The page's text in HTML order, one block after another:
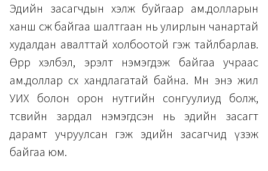
Эдийн засагчдын хэлж буйгаар ам.долларын
ханш өсөж байгаа шалтгаан нь улирлын чанартай
худалдан авалттай холбоотой гэж тайлбарлав.
Өөрөөр хэлбэл, эрэлт нэмэгдэж байгаа учраас
ам.доллар өсөх хандлагатай байна. Мөн энэ жил
УИХ болон орон нутгийн сонгуулиуд болж,
төсвийн зардал нэмэгдсэн нь эдийн засагт
дарамт учруулсан гэж эдийн засагчид үзэж
байгаа юм.